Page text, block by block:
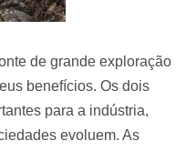
de grande exploração
benefícios. Os dois
para a indústria,
evoluem. As